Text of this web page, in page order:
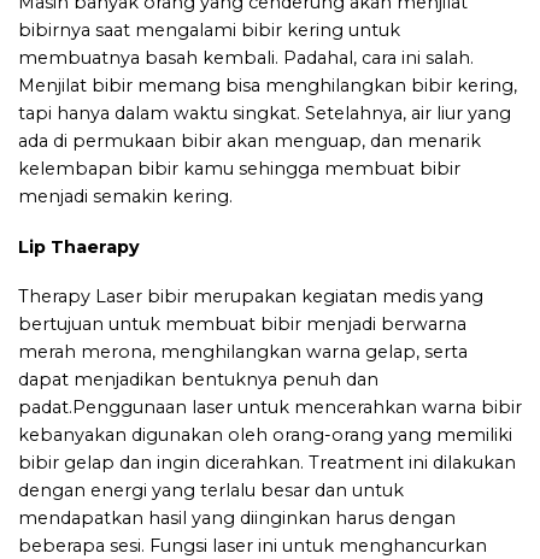
bibirnya saat mengalami bibir kering untuk
membuatnya basah kembali. Padahal, cara ini salah.
Menjilat bibir memang bisa menghilangkan bibir kering,
tapi hanya dalam waktu singkat. Setelahnya, air liur yang
ada di permukaan bibir akan menguap, dan menarik
kelembapan bibir kamu sehingga membuat bibir
menjadi semakin kering.
Lip Thaerapy
Therapy Laser bibir merupakan kegiatan medis yang
bertujuan untuk membuat bibir menjadi berwarna
merah merona, menghilangkan warna gelap, serta
dapat menjadikan bentuknya penuh dan
padat.Penggunaan laser untuk mencerahkan warna bibir
kebanyakan digunakan oleh orang-orang yang memiliki
bibir gelap dan ingin dicerahkan. Treatment ini dilakukan
dengan energi yang terlalu besar dan untuk
mendapatkan hasil yang diinginkan harus dengan
beberapa sesi. Fungsi laser ini untuk menghancurkan